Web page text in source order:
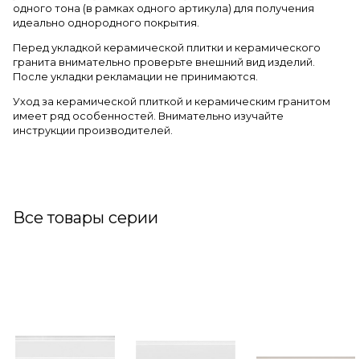
одного тона (в рамках одного артикула) для получения
идеально однородного покрытия.
Перед укладкой керамической плитки и керамического
гранита внимательно проверьте внешний вид изделий.
После укладки рекламации не принимаются.
Уход за керамической плиткой и керамическим гранитом
имеет ряд особенностей. Внимательно изучайте
инструкции производителей.
Все товары серии